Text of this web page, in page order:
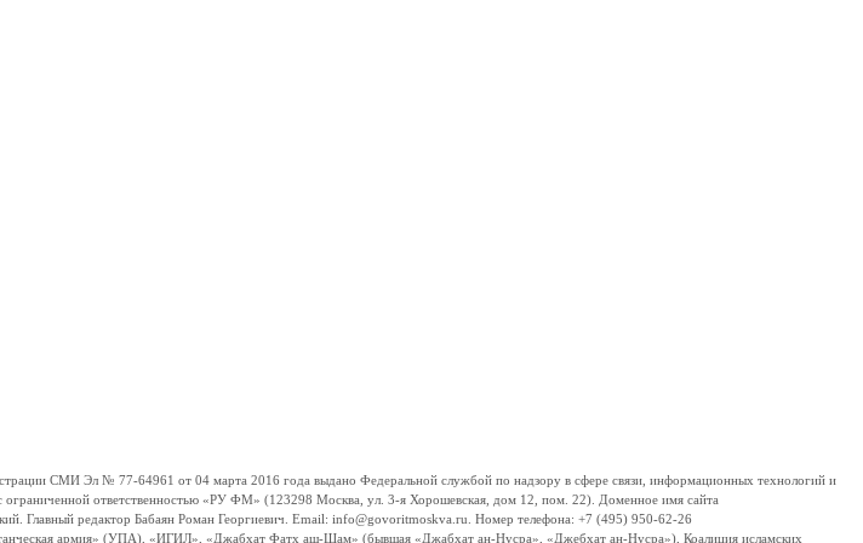
СМИ Эл № 77-64961 от 04 марта 2016 года выдано Федеральной службой по надзору в сфере связи, информационных технологий и
ответственностью «РУ ФМ» (123298 Москва, ул. 3-я Хорошевская, дом 12, пом. 22). Доменное имя сайта
Главный редактор Бабаян Роман Георгиевич. Email: info@govoritmoskva.ru. Номер телефона: +7 (495) 950-62-26
армия» (УПА), «ИГИЛ», «Джабхат Фатх аш-Шам» (бывшая «Джабхат ан-Нусра», «Джебхат ан-Нусра»), Коалиция исламских